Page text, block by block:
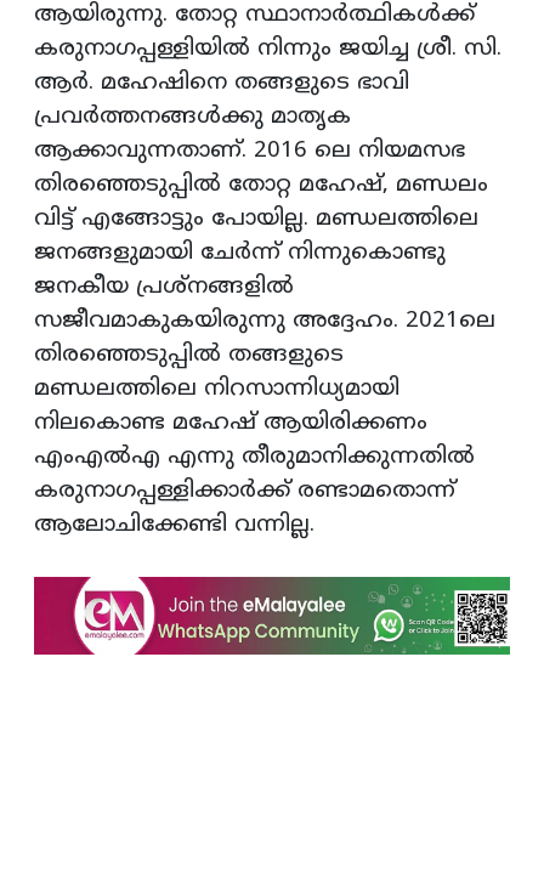
ആയിരുന്നു. തോറ്റ സ്ഥാനാര്‍ത്ഥികൾക്ക്
കരുനാഗപ്പള്ളിയില്‍ നിന്നും ജയിച്ച ശ്രീ. സി.
ആര്‍. മഹേഷിനെ തങ്ങളുടെ ഭാവി
പ്രവര്‍ത്തനങ്ങള്‍ക്കു മാതൃക
ആക്കാവുന്നതാണ്. 2016 ലെ നിയമസഭ
തിരഞ്ഞെടുപ്പില്‍ തോറ്റ മഹേഷ്, മണ്ഡലം
വിട്ട് എങ്ങോട്ടും പോയില്ല. മണ്ഡലത്തിലെ
ജനങ്ങളുമായി ചേര്‍ന്ന് നിന്നുകൊണ്ടു
ജനകീയ പ്രശ്നങ്ങളിൽ
സജീവമാകുകയിരുന്നു അദ്ദേഹം. 2021ലെ
തിരഞ്ഞെടുപ്പില്‍ തങ്ങളുടെ
മണ്ഡലത്തിലെ നിറസാന്നിധ്യമായി
നിലകൊണ്ട മഹേഷ് ആയിരിക്കണം
എംഎല്‍എ എന്നു തീരുമാനിക്കുന്നതില്‍
കരുനാഗപ്പള്ളിക്കാര്‍ക്ക് രണ്ടാമതൊന്ന്
ആലോചിക്കേണ്ടി വന്നില്ല.